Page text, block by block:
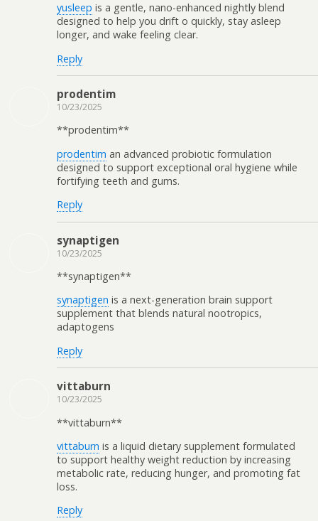
yusleep is a gentle, nano-enhanced nightly blend
designed to help you drift off quickly, stay asleep
longer, and wake feeling clear.
Reply
prodentim
10/23/2025
** prodentim**
prodentim an advanced probiotic formulation
designed to support exceptional oral hygiene while
fortifying teeth and gums.
Reply
synaptigen
10/23/2025
** synaptigen**
synaptigen is a next-generation brain support
supplement that blends natural nootropics,
adaptogens
Reply
vittaburn
10/23/2025
** vittaburn**
vittaburn is a liquid dietary supplement formulated
to support healthy weight reduction by increasing
metabolic rate, reducing hunger, and promoting fat
loss.
Reply